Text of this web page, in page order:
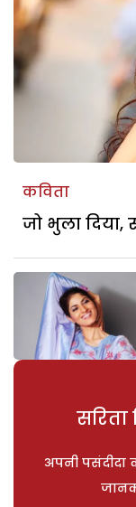
कविता
जो भुला दिया,
अपनी पसंदीदा